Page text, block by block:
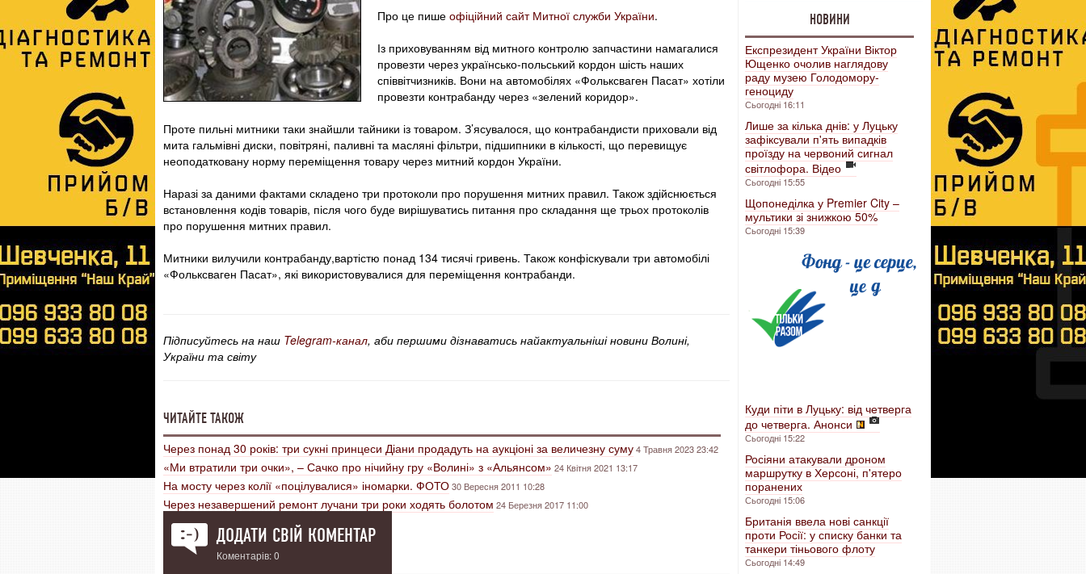
Про це пише офіційний сайт Митної служби України.
Із приховуванням від митного контролю запчастини намагалися
провезти через українсько-польський кордон шість наших
співвітчизників. Вони на автомобілях «Фольксваген Пасат» хотіли
провезти контрабанду через «зелений коридор».
Проте пильні митники таки знайшли тайники із товаром. З’ясувалося, що контрабандисти приховали від
мита гальмівні диски, повітряні, паливні та масляні фільтри, підшипники в кількості, що перевищує
неоподатковану норму переміщення товару через митний кордон України.
Наразі за даними фактами складено три протоколи про порушення митних правил. Також здійснюється
встановлення кодів товарів, після чого буде вирішуватись питання про складання ще трьох протоколів
про порушення митних правил.
Митники вилучили контрабанду,вартістю понад 134 тисячі гривень. Також конфіскували три автомобілі
«Фольксваген Пасат», які використовувалися для переміщення контрабанди.
Підписуйтесь на наш Telegram-канал, аби першими дізнаватись найактуальніші новини Волині,
України та світу
ЧИТАЙТЕ ТАКОЖ
Через понад 30 років: три сукні принцеси Діани продадуть на аукціоні за величезну суму4 Травня 2023 23:42
«Ми втратили три очки», – Сачко про нічийну гру «Волині» з «Альянсом» 24 Квітня 2021 13:17
На мосту через колії «поцілувалися» іномарки. ФОТО30 Вересня 2011 10:28
Через незавершений ремонт лучани три роки ходять болотом 24 Березня 2017 11:00
ДОДАТИ СВІЙ КОМЕНТАР
Коментарів: 0
НОВИНИ
Експрезидент України Віктор
Ющенко очолив наглядову
раду музею Голодомору-
геноциду
Сьогодні 16:11
Лише за кілька днів: у Луцьку
зафіксували п'ять випадків
проїзду на червоний сигнал
світлофора. Відео
Сьогодні 15:55
Щопонеділка у Premier City –
мультики зі знижкою 50%
Сьогодні 15:39
Куди піти в Луцьку: від четверга
до четверга. Анонси
Сьогодні 15:22
Росіяни атакували дроном
маршрутку в Херсоні, п'ятеро
поранених
Сьогодні 15:06
Британія ввела нові санкції
проти Росії: у списку банки та
танкери тіньового флоту
Сьогодні 14:49